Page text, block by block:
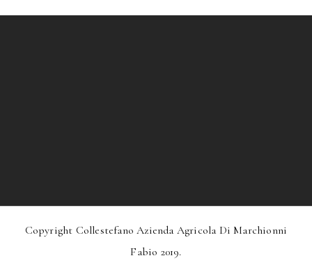
Copyright Collestefano Azienda Agricola Di Marchionni
Fabio 2019.